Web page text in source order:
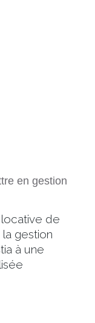
en gestion
de
gestion
à une